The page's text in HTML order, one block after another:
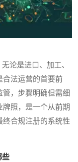
论是进口、加工、
合法运营的首要前
，步骤明确但需细
照，是一个从前期
合规注册的系统性
些